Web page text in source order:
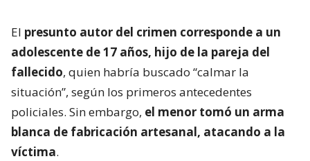
El presunto autor del crimen corresponde a un
adolescente de 17 años, hijo de la pareja del
fallecido, quien habría buscado “calmar la
situación”, según los primeros antecedentes
policiales. Sin embargo, el menor tomó un arma
blanca de fabricación artesanal, atacando a la
víctima.